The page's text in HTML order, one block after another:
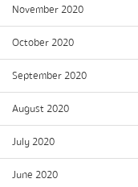
November 2020
October 2020
September 2020
August 2020
July 2020
June 2020